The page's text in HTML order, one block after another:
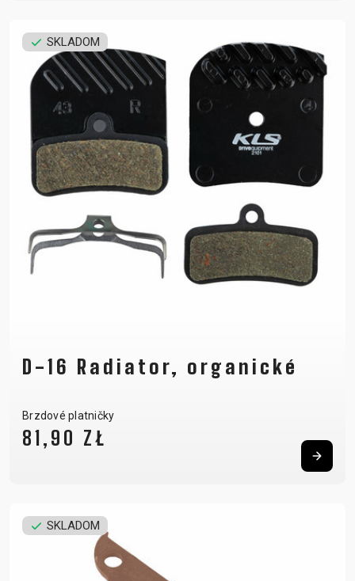
SKLADOM
D-16 Radiator, organické
Brzdové platničky
81,90 ZŁ
SKLADOM